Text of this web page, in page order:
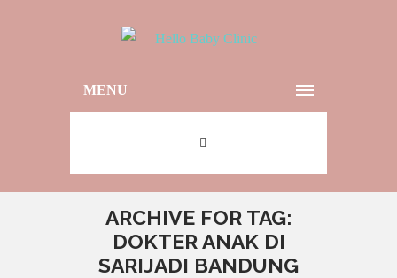
MENU
ARCHIVE FOR TAG:
DOKTER ANAK DI
SARIJADI BANDUNG